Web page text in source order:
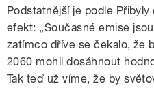
Podstatnější je podle
efekt: „Současné emise
zatímco dříve se čekalo, že
2060 mohli dosáhnout
Tak teď už víme, že by